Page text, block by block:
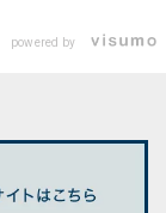
powered by